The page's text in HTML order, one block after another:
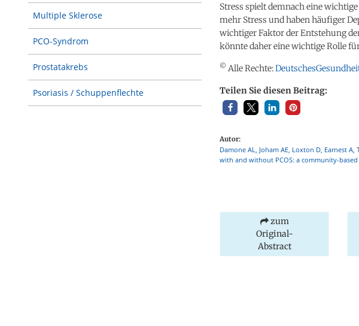
Multiple Sklerose
PCO-Syndrom
Prostatakrebs
Psoriasis / Schuppenflechte
Stress spielt demnach eine
mehr Stress und haben häufiger
wichtiger Faktor der Entstehung
könnte daher eine wichtige Rolle
© Alle Rechte:
Teilen Sie diesen Beitrag:
Autor:
Damone AL, Joham AE, Loxton D, Earnest
with and without PCOS: a community-
zum
Original-
Abstract